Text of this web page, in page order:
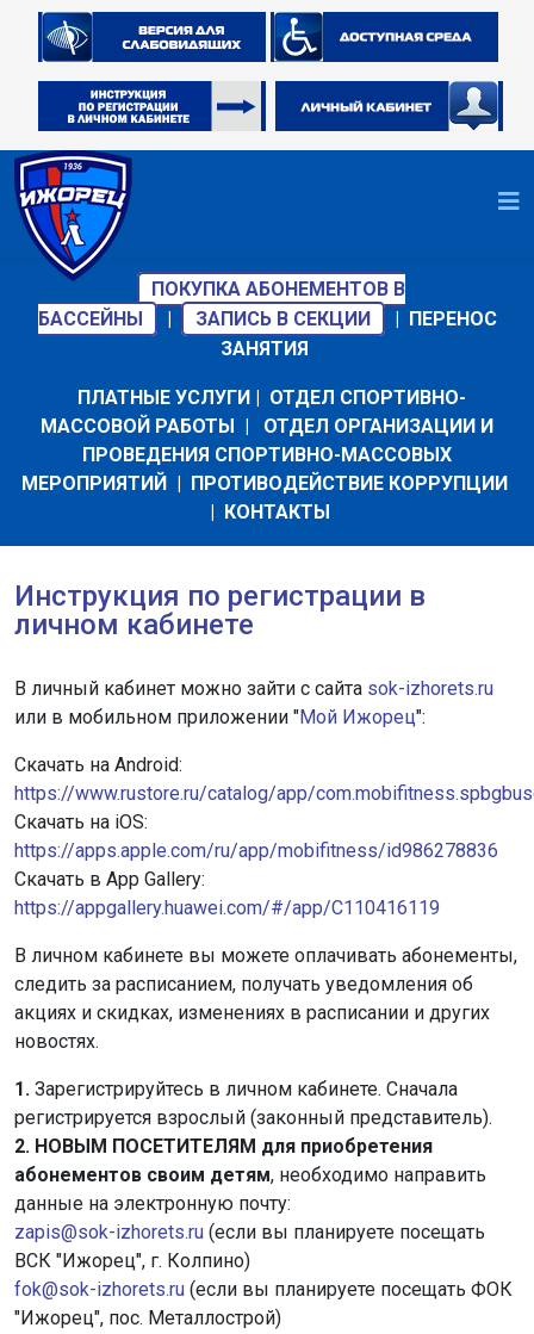
ПОКУПКА АБОНЕМЕНТОВ В
БАССЕЙНЫ
| ЗАПИСЬ В СЕКЦИИ | ПЕРЕНОС
ЗАНЯТИЯ
ПЛАТНЫЕ УСЛУГИ | ОТДЕЛ СПОРТИВНО-
МАССОВОЙ РАБОТЫ | ОТДЕЛ ОРГАНИЗАЦИИ И
ПРОВЕДЕНИЯ СПОРТИВНО-МАССОВЫХ
МЕРОПРИЯТИЙ | ПРОТИВОДЕЙСТВИЕ КОРРУПЦИИ
| КОНТАКТЫ
Инструкция по регистрации в
личном кабинете
В личный кабинет можно зайти с сайта sok-izhorets.ru
или в мобильном приложении "Мой Ижорец":
Скачать на Android:
https://www.rustore.ru/catalog/app/
Скачать на iOS:
https://apps.apple.com/ru/app/mobifitness/id986278836
Скачать в App Gallery:
https://appgallery.huawei.com/#/app/C110416119
В личном кабинете вы можете оплачивать абонементы,
следить за расписанием, получать уведомления об
акциях и скидках, изменениях в расписании и других
новостях.
1. Зарегистрируйтесь в личном кабинете. Сначала
регистрируется взрослый (законный представитель).
2. НОВЫМ ПОСЕТИТЕЛЯМ для приобретения
абонементов своим детям, необходимо направить
данные на электронную почту:
zapis@sok-izhorets.ru (если вы планируете посещать
ВСК "Ижорец", г. Колпино)
fok@sok-izhorets.ru (если вы планируете посещать ФОК
"Ижорец", пос. Металлострой)